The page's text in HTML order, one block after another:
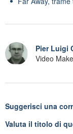
Pier Luigi
Video
Suggerisci una
Valuta il titolo di